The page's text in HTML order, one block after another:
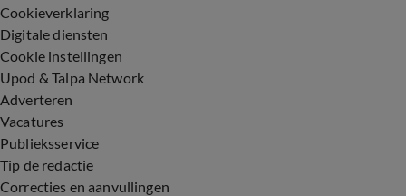
Cookieverklaring
Digitale diensten
Cookie instellingen
Upod & Talpa Network
Adverteren
Vacatures
Publieksservice
Tip de redactie
Correcties en aanvullingen